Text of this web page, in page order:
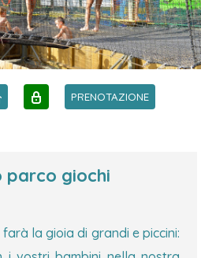
PRENOTAZIONE
parco giochi
la gioia di grandi e piccini: